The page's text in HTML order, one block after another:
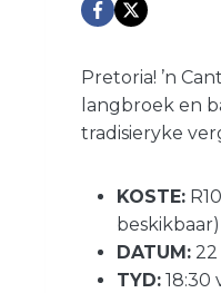
Pretoria! ’n
langbroek en
tradisieryke
KOSTE:
beskikbaar)
DATUM:
TYD: 18:30